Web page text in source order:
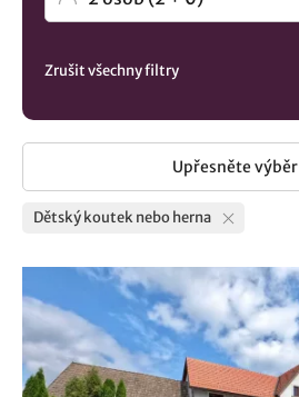
Zrušit všechny filtry
Upřesněte výběr
Dětský koutek nebo herna